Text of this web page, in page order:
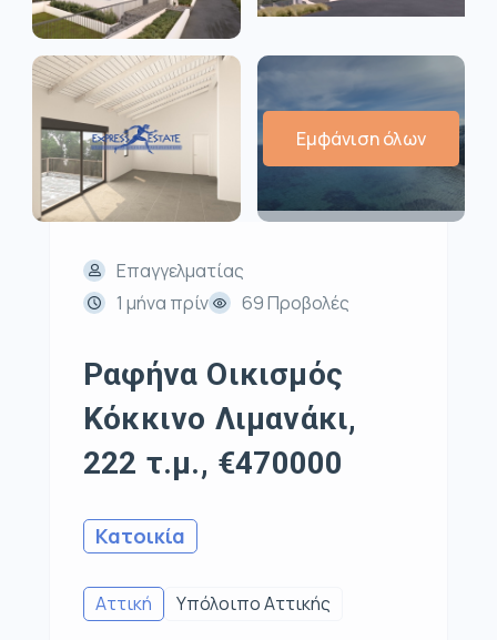
Εμφάνιση όλων
Επαγγελματίας
1 μήνα πρίν
69 Προβολές
Ραφήνα Οικισμός
Κόκκινο Λιμανάκι,
222 τ.μ., €470000
Κατοικία
Αττική Υπόλοιπο Αττικής